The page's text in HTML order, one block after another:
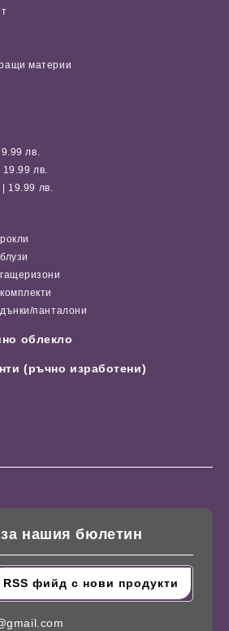
материи
лв.
лв.
19.99 лв.
панталони
облекло
(ръчно изработени)
нашия бюлетин